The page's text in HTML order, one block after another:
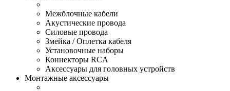
Межблочные кабели
Акустические провода
Силовые провода
Змейка / Оплетка кабеля
Установочные наборы
Коннекторы RCA
Аксессуары для головных устройств
Монтажные аксессуары